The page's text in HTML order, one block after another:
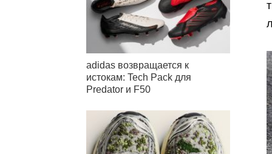
adidas возвращается к
истокам: Tech Pack для
Predator и F50